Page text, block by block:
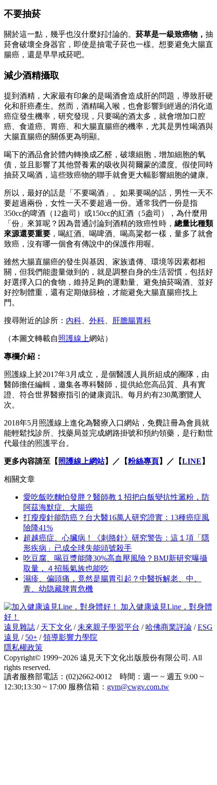
不要抽菸
關於這一點，幾乎也沒什麼好討論的。 菸草是一級致癌物， 抽
菸會破壞全身器官，即使是抽電子菸也一樣。想要避免大腸直
腸癌，還是早早戒菸吧。
減少酒精攝取
提到酒精，大家最有印象的是喝酒會造成肝的問題，導致肝硬
化和肝癌產生。然而，酒精喝入喉，也會影響到經過的消化道
癌症發生機率，研究發現，只要喝的酒太多，就會增加口腔
癌、食道癌、胃癌、和大腸直腸癌的機率，尤其是男性喝酒與
大腸直腸癌的關係更為明顯。
喝下的酒品會於體內轉換成乙醛，破壞細胞，增加細胞的氧
債，並且影響了其他營養素的吸收與荷爾蒙的濃度。假使同時
抽菸又喝酒，這些致癌物的聯手就會更大幅影響細胞的健康。
所以，最好的話是「不要喝酒」。如果要喝的話，男性一天不
要超過兩份，女性一天不要超過一份。通常我們一份是指
350cc的啤酒（12盎司）或150cc的紅酒（5盎司），為什麼用
「份」來算呢？因為普通討論到酒精的致癌性時， 總量比種類
來源還要重要 ，喝紅酒、喝啤酒、喝高粱都一樣，量多了就會
致癌，沒有哪一個會有傳說中的保護作用喔。
雖然大腸直腸癌的發生與基因、家族遺傳、環境等因素都相
關，但我們能盡量做到的，就是調整自身的生活習慣，包括好
好選擇入口的食物，維持足夠的運動量、避免抽菸喝酒、並好
好控制體重，還有定期做篩檢，才能避免大腸直腸癌找上
門。
搜尋附近的診所： 內科 外科 肝膽腸胃科
（本圖文轉載自照護線上網站）
專欄介紹：
照護線上於2017年3月成立，是個醫護人員所組成的團隊，由
醫師擔任編輯，邀集各專科醫師，提供給您高品質、具有實
證、符合世界醫療指引的健康資訊。每月約有230萬瀏覽人
次。
2018年5月照護線上進化為醫療入口網站，免費註冊為會員就
能輕鬆找診所、找藥局並完成網路掛號和預約領藥，是行動世
代最佳的照護平台。
更多內容請至【照護線上網站】／【粉絲專頁】／【LINE 】
相關文章
愛吃飯吃麵怕發胖？醫師教１招把白飯變抗性澱粉，防
阿茲海默症、大腸癌
打瘦瘦針能防癌？台大醫16萬人研究證實：13種癌症風
險降41%
超越癌症、心臟病！《刺胳針》研究警告：這１項「隱
形疾病」已成全球失能頭號殺手
吃豆腐、喝豆漿能降30%高血壓風險？BMJ新研究曝攝
取量，４招脹氣族也能吃
濕疹、偏頭痛，竟然是腸胃引起？中醫拆解老、中、
青、幼隐藏脾胃危機
加入健康遠見Line，對身體
好！
遠見雜誌 / 天下文化 / 未來親子學習平台 / 哈佛商業評論 /ESG
遠見 / 50+ /領導影響力學院
隱私權政策
Copyright© 1999~2026 遠見天下文化出版股份有限公司. All
rights reserved.
讀者服務部電話：(02)2662-0012 時間：週一 ~ 週五 9:00 ~
12:30;13:30 ~ 17:00 服務信箱： gvm@cwgv.com.tw